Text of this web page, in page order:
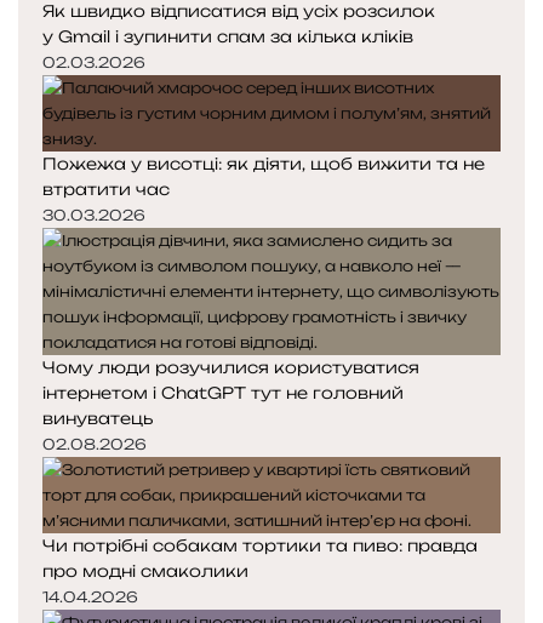
Як швидко відписатися від усіх розсилок
у Gmail і зупинити спам за кілька кліків
02.03.2026
Пожежа у висотці: як діяти, щоб вижити та не
втратити час
30.03.2026
Чому люди розучилися користуватися
інтернетом і ChatGPT тут не головний
винуватець
02.08.2026
Чи потрібні собакам тортики та пиво: правда
про модні смаколики
14.04.2026